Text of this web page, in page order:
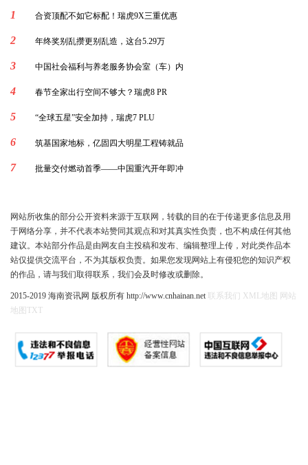
1
合资顶配不如它标配！瑞虎9X三重优惠
2 年终奖别乱攒更别乱造，这台5.29万
3 中国社会福利与养老服务协会室（车）内
4 春节全家出行空间不够大？瑞虎8 PR
5 “全球五星”安全加持，瑞虎7 PLU
6 筑基国家地标，亿固四大明星工程铸就品
7 批量交付燃动首季——中国重汽开年即冲
网站所收集的部分公开资料来源于互联网，转载的目的在于传递更多信息及用
于网络分享，并不代表本站赞同其观点和对其真实性负责，也不构成任何其他
建议。本站部分作品是由网友自主投稿和发布、编辑整理上传，对此类作品本
站仅提供交流平台，不为其版权负责。如果您发现网站上有侵犯您的知识产权
的作品，请与我们取得联系，我们会及时修改或删除。
2015-2019 海南资讯网 版权所有 http://www.cnhainan.net 联系我们 XML地图
网站
地图 TXT